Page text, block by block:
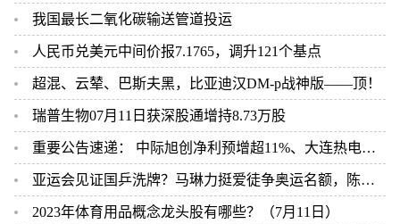
我国最长二氧化碳输送管道投运
人民币兑美元中间价报7.1765，调升121个基点
超混、云辇、巴斯夫黑，比亚迪汉DM-p战神版——顶！
瑞普生物07月11日获深股通增持8.73万股
重要公告速递： 中际旭创净利预增超11%、大连热电重组标的审计尚未完成、科大讯飞股东近期减持
亚运会见证国乒洗牌？马琳力挺爱徒争奥运名额，陈梦被放弃成定局
2023年体育用品概念龙头股有哪些？（7月11日）